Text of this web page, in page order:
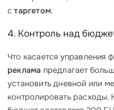
старгетом.
4. Контроль над
Что касается управления
реклама предлагает
установить дневной или
контролировать